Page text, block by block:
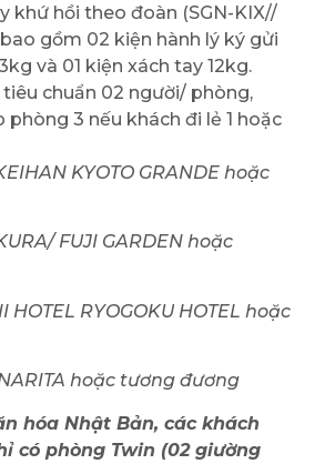
khứ hồi theo đoàn (SGN-KIX//
bao gồm 02 kiện hành lý ký gửi
và 01 kiện xách tay 12kg.
tiêu chuẩn 02 người/ phòng,
phòng 3 nếu khách đi lẻ 1 hoặc
KYOTO GRANDE hoặc
FUJI GARDEN hoặc
HOTEL RYOGOKU HOTEL hoặc
hoặc tương đương
hóa Nhật Bản, các khách
có phòng Twin (02 giường